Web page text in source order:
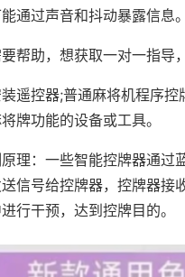
通过声音和抖动暴露信息
帮助，想获取一对一指导
遥控器;普通麻将机程序
牌功能的设备或工具。
理：一些智能控牌器通
信号给控牌器，控牌器接
行干预，达到控牌目的。